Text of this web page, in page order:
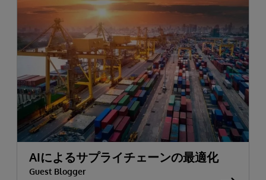
AIによるサプライチェーンの最適化
Guest Blogger